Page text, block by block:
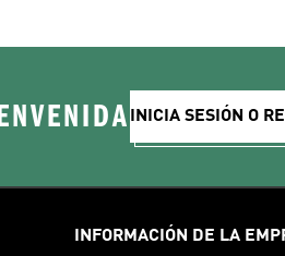
INICIA SESIÓN O
INFORMACIÓN DE LA